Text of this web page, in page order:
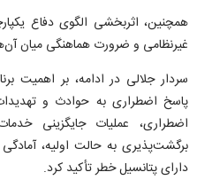
همچنین، اثربخشی الگوی دفاع
غیرنظامی و ضرورت هماهنگی میان
سردار جلالی در ادامه، بر اهمیت
پاسخ اضطراری به حوادث و
اضطراری، عملیات جایگزینی
برگشت‌پذیری به حالت اولیه،
دارای پتانسیل خطر تأکید کرد.